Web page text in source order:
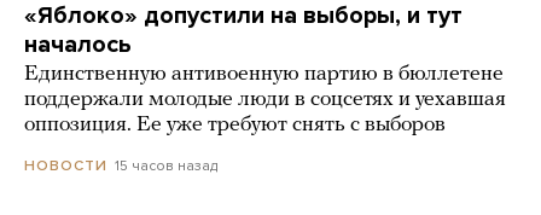
«Яблоко» допустили на выборы, и тут
началось
Единственную антивоенную партию в бюллетене
поддержали молодые люди в соцсетях и уехавшая
оппозиция. Ее уже требуют снять с выборов
НОВОСТИ 15 часов назад